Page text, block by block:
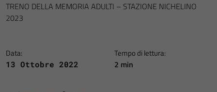
TRENO DELLA MEMORIA ADULTI – STAZIONE NICHELINO
2023
Data:
13 Ottobre 2022
Tempo di lettura:
2 min